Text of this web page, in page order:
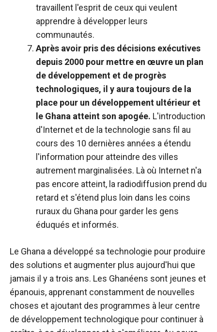
travaillent l'esprit de ceux qui veulent
apprendre à développer leurs
communautés.
Après avoir pris des décisions exécutives
depuis 2000 pour mettre en œuvre un plan
de développement et de progrès
technologiques, il y aura toujours de la
place pour un développement ultérieur et
le Ghana atteint son apogée. L'introduction
d'Internet et de la technologie sans fil au
cours des 10 dernières années a étendu
l'information pour atteindre des villes
autrement marginalisées. Là où Internet n'a
pas encore atteint, la radiodiffusion prend du
retard et s'étend plus loin dans les coins
ruraux du Ghana pour garder les gens
éduqués et informés.
Le Ghana a développé sa technologie pour produire
des solutions et augmenter plus aujourd'hui que
jamais il y a trois ans. Les Ghanéens sont jeunes et
épanouis, apprenant constamment de nouvelles
choses et ajoutant des programmes à leur centre
de développement technologique pour continuer à